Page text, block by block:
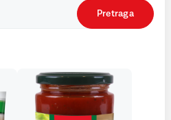
Pretraga